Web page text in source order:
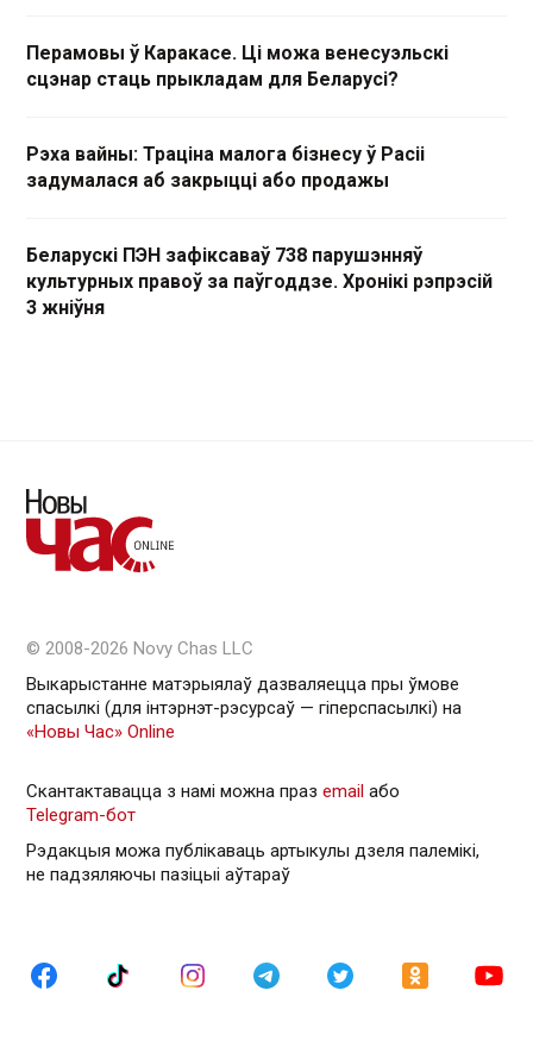
Перамовы ў Каракасе. Ці можа венесуэльскі
сцэнар стаць прыкладам для Беларусі?
Рэха вайны: Траціна малога бізнесу ў Расіі
задумалася аб закрыцці або продажы
Беларускі ПЭН зафіксаваў 738 парушэнняў
культурных правоў за паўгоддзе. Хронікі рэпрэсій
3 жніўня
© 2008-2026 Novy Chas LLC
Выкарыстанне матэрыялаў дазваляецца пры ўмове
спасылкі (для інтэрнэт-рэсурсаў — гiперспасылкi) на
«Новы Час» Online
Скантактавацца з намі можна праз email або
Telegram-бот
Рэдакцыя можа публікаваць артыкулы дзеля палемікі,
не падзяляючы пазіцыі аўтараў